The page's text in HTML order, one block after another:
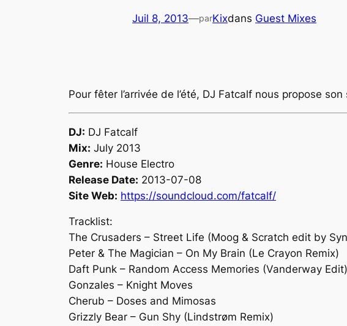
Juil 8, 2013—parKixdans Guest Mixes
Pour fêter l’arrivée de l’été, DJ Fatcalf nous propose
DJ: DJ Fatcalf
Mix: July 2013
Genre: House Electro
Release Date: 2013-07-08
Site Web: https://soundcloud.com/fatcalf/
Tracklist:
The Crusaders – Street Life (Moog & Scratch edit by
Peter & The Magician – On My Brain (Le Crayon Remix)
Daft Punk – Random Access Memories (Vanderway Edit)
Gonzales – Knight Moves
Cherub – Doses and Mimosas
Grizzly Bear – Gun Shy (Lindstrøm Remix)